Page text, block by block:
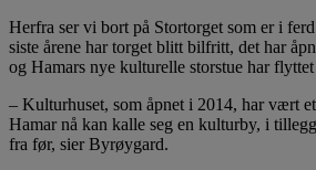
Herfra ser vi bort på Stortorget som er i
siste årene har torget blitt bilfritt, det har
og Hamars nye kulturelle storstue har
– Kulturhuset, som åpnet i 2014, har vært
Hamar nå kan kalle seg en kulturby, i
fra før, sier Byrøygard.